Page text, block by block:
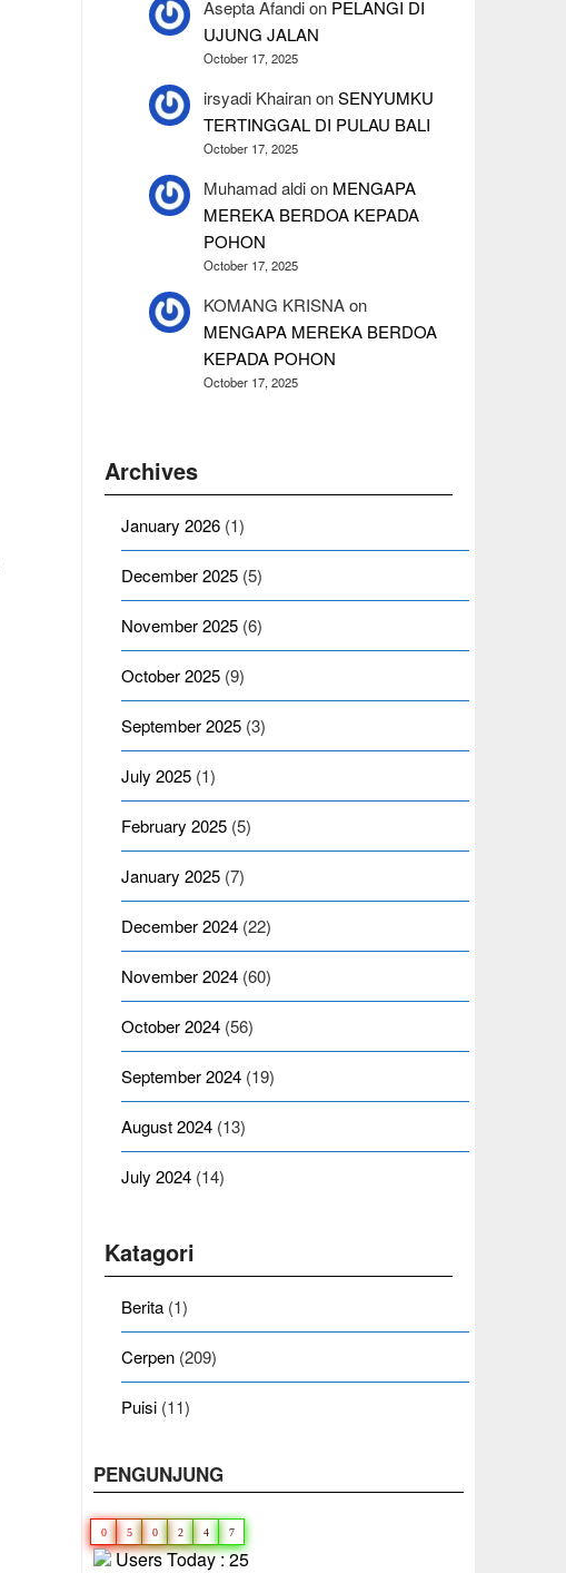
Asepta Afandion PELANGI DI
UJUNG JALAN
October 17, 2025
irsyadi KhairanonSENYUMKU
TERTINGGAL DI PULAU BALI
October 17, 2025
Muhamad aldion MENGAPA
MEREKA BERDOA KEPADA
POHON
October 17, 2025
KOMANG KRISNAon
MENGAPA MEREKA BERDOA
KEPADA POHON
October 17, 2025
Archives
January 2026(1)
December 2025(5)
November 2025(6)
October 2025(9)
September 2025(3)
July 2025(1)
February 2025(5)
January 2025(7)
December 2024(22)
November 2024(60)
October 2024(56)
September 2024(19)
August 2024(13)
July 2024(14)
Katagori
Berita(1)
Cerpen(209)
Puisi(11)
PENGUNJUNG
0 5 0 2 4 7
Users Today : 25